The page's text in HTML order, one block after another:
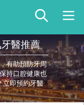
醫推薦
有助預防牙周
持口腔健康也
立即預約牙醫